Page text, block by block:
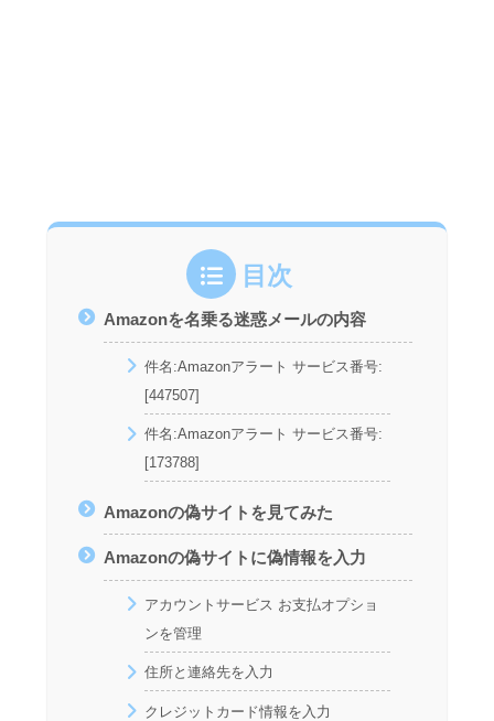
目次
Amazonを名乗る迷惑メールの内容
件名:Amazonアラート サービス番号:
[447507]
件名:Amazonアラート サービス番号:
[173788]
Amazonの偽サイトを見てみた
Amazonの偽サイトに偽情報を入力
アカウントサービス お支払オプショ
ンを管理
住所と連絡先を入力
クレジットカード情報を入力